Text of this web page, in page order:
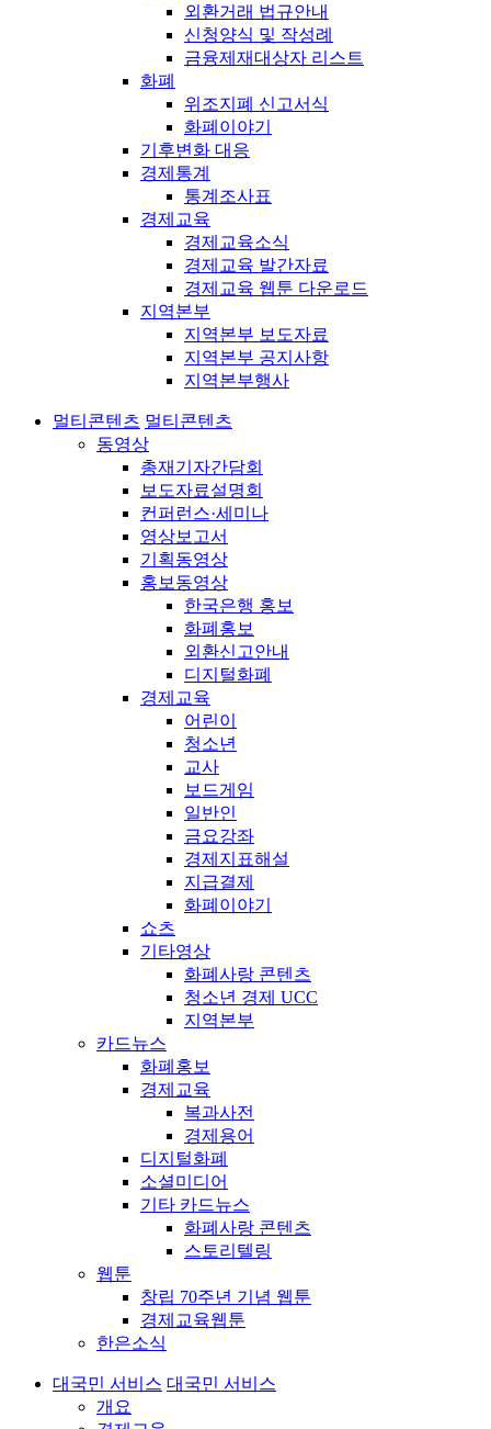
외환거래 법규안내
신청양식 및 작성례
금융제재대상자 리스트
화폐
위조지폐 신고서식
화폐이야기
기후변화 대응
경제통계
통계조사표
경제교육
경제교육소식
경제교육 발간자료
경제교육 웹툰 다운로드
지역본부
지역본부 보도자료
지역본부 공지사항
지역본부행사
멀티콘텐츠 멀티콘텐츠
동영상
총재기자간담회
보도자료설명회
컨퍼런스·세미나
영상보고서
기획동영상
홍보동영상
한국은행 홍보
화폐홍보
외환신고안내
디지털화폐
경제교육
어린이
청소년
교사
보드게임
일반인
금요강좌
경제지표해설
지급결제
화폐이야기
쇼츠
기타영상
화폐사랑 콘텐츠
청소년 경제 UCC
지역본부
카드뉴스
화폐홍보
경제교육
복과사전
경제용어
디지털화폐
소셜미디어
기타 카드뉴스
화폐사랑 콘텐츠
스토리텔링
웹툰
창립 70주년 기념 웹툰
경제교육웹툰
한은소식
대국민 서비스 대국민 서비스
개요